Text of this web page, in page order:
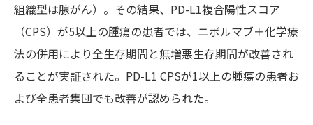
組織型は腺がん）。その結果、PD-L1複合陽性スコア
（CPS）が5以上の腫瘍の患者では、ニボルマブ＋化学療
法の併用により全生存期間と無増悪生存期間が改善され
ることが実証された。PD-L1 CPSが1以上の腫瘍の患者お
よび全患者集団でも改善が認められた。